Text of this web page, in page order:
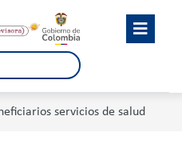
servicios de salud